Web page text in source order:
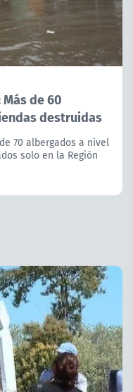
de 60
destruidas
70 albergados a nivel
solo en la Región